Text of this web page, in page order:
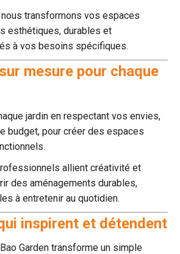
nous transformons vos espaces
esthétiques, durables et
à vos besoins spécifiques.
mesure pour chaque
jardin en respectant vos envies,
budget, pour créer des espaces
allient créativité et
des aménagements durables,
à entretenir au quotidien.
inspirent et détendent
Garden transforme un simple